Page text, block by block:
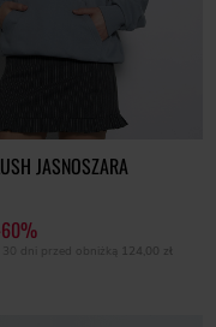
JASNOSZARA
30 dni przed obniżką 124,00 zł